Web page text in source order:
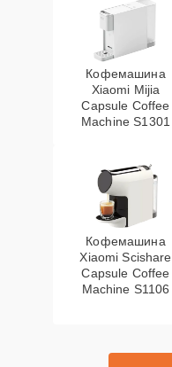
Кофемашина
Xiaomi Mijia
Capsule Coffee
Machine S1301
Кофемашина
Xiaomi Scishare
Capsule Coffee
Machine S1106